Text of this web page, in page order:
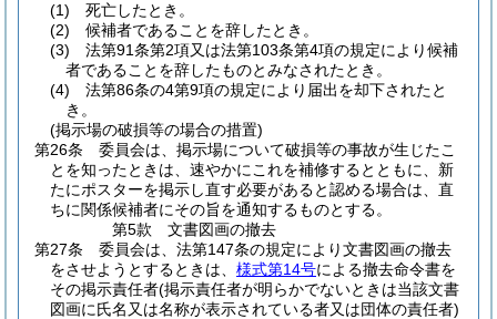
(1)
死亡したとき。
(2)
候補者であることを辞したとき。
(3)
法第91条第2項又は法第103条第4項の規定により候補
者であることを辞したものとみなされたとき。
(4)
法第86条の4第9項の規定により届出を却下されたと
き。
(掲示場の破損等の場合の措置)
第26条
委員会は、掲示場について破損等の事故が生じたこ
とを知ったときは、速やかにこれを補修するとともに、新
たにポスターを掲示し直す必要があると認める場合は、直
ちに関係候補者にその旨を通知するものとする。
第5款
文書図画の撤去
第27条
委員会は、法第147条の規定により文書図画の撤去
をさせようとするときは、 様式第14号による撤去命令書を
その掲示責任者(掲示責任者が明らかでないときは当該文書
図画に氏名又は名称が表示されている者又は団体の責任者)